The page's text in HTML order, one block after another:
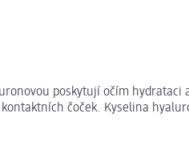
poskytují očím
čoček. Kyselina